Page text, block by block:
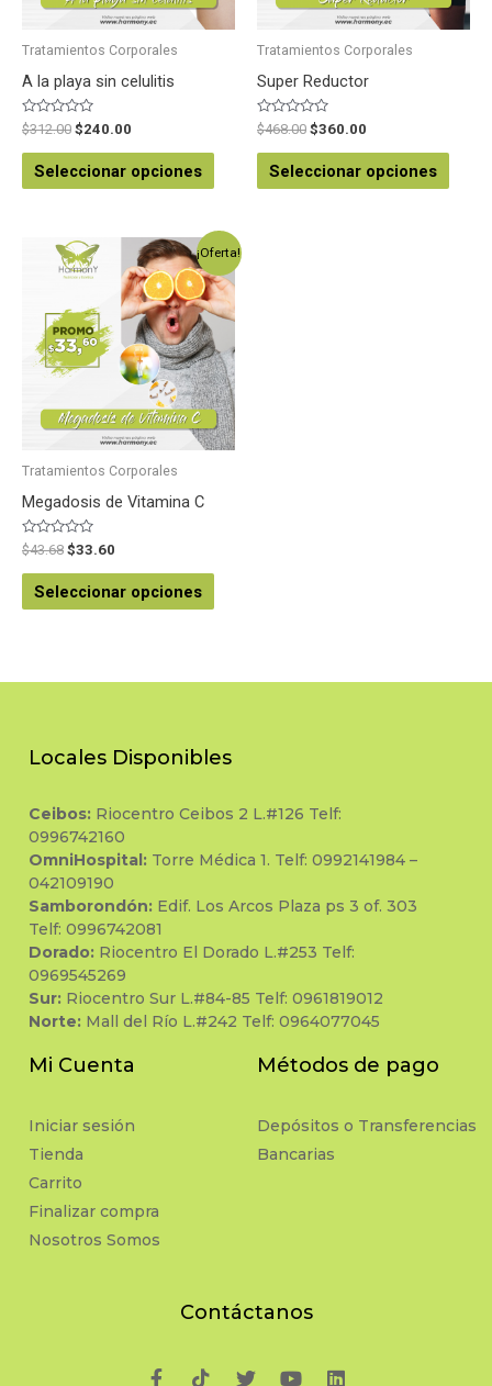
Tratamientos Corporales
A la playa sin celulitis
Valorado
en
0
de
$312.00 $240.00
Seleccionar opciones
Tratamientos Corporales
Super Reductor
Valorado
en
0
de
$468.00 $360.00
Seleccionar opciones
¡Oferta!
Tratamientos Corporales
Megadosis de Vitamina C
Valorado
en
0
de
$43.68 $33.60
Seleccionar opciones
Locales Disponibles
Ceibos: Riocentro Ceibos 2 L.#126 Telf:
0996742160
OmniHospital: Torre Médica 1. Telf: 0992141984 –
042109190
Samborondón: Edif. Los Arcos Plaza ps 3 of. 303
Telf: 0996742081
Dorado: Riocentro El Dorado L.#253 Telf:
0969545269
Sur: Riocentro Sur L.#84-85 Telf: 0961819012
Norte: Mall del Río L.#242 Telf: 0964077045
Mi Cuenta
Iniciar sesión
Tienda
Carrito
Finalizar compra
Nosotros Somos
Métodos de pago
Depósitos o Transferencias
Bancarias
Contáctanos